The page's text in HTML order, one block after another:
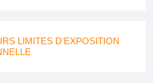
LIMITES D'EXPOSITION